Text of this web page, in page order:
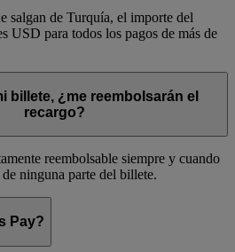
salgan de Turquía, el importe del
USD para todos los pagos de más de
billete, ¿me reembolsarán el
recargo?
reembolsable siempre y cuando
ninguna parte del billete.
Pay?